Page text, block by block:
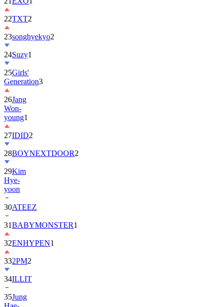
23songhyekyo
24Suzy1
25Girls'
Generation
26Jang
Won-
young1
27IDID
28BOYNEXTDOOR
29Kim
Hye-
yoon
30ATEEZ
31BABYMONSTER
32ENHYPEN1
332PM2
34ILLIT
35Jung
Hae-
in3